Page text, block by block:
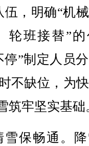
，明确“机
轮班接替”
”制定人员
不缺位，为
筑牢坚实基础
保畅通。降